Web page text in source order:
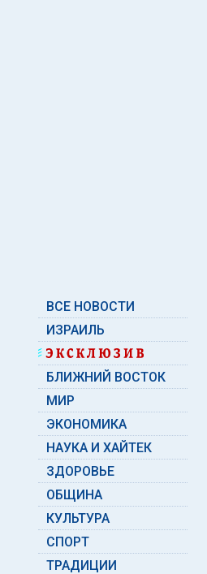
ВСЕ НОВОСТИ
ИЗРАИЛЬ
БЛИЖНИЙ ВОСТОК
МИР
ЭКОНОМИКА
НАУКА И ХАЙТЕК
ЗДОРОВЬЕ
ОБЩИНА
КУЛЬТУРА
СПОРТ
ТРАДИЦИИ